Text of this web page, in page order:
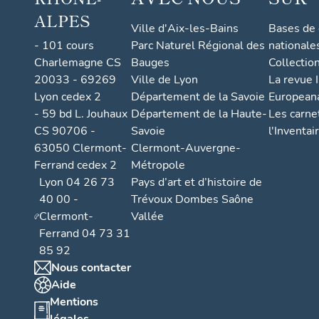
ALPES
- 101 cours
Charlemagne CS
20033 - 69269
Lyon cedex 2
- 59 bd L. Jouhaux
CS 90706 -
63050 Clermont-
Ferrand cedex 2
Lyon 04 26 73
40 00 -
Clermont-
Ferrand 04 73 31
85 92
Nous contacter
Aide
Mentions
Ville d'Aix-les-Bains
Parc Naturel Régional des
Bauges
Ville de Lyon
Département de la Savoie
Département de la Haute-
Savoie
Clermont-Auvergne-
Métropole
Pays d’art et d’histoire de
Trévoux Dombes Saône
Vallée
Bases
La revue
Les